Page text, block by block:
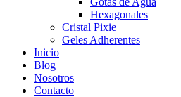
Hexagonales
Cristal Pixie
Geles Adherentes
Inicio
Blog
Nosotros
Contacto